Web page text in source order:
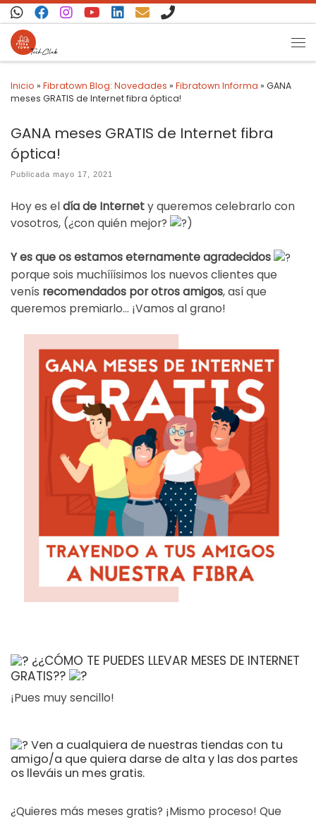
Saltar al contenido
Inicio » Fibratown Blog: Novedades » Fibratown Informa » GANA
meses GRATIS de Internet fibra óptica!
GANA meses GRATIS de Internet fibra
óptica!
Publicada mayo 17, 2021
Hoy es eldía de Internety queremos celebrarlo con
vosotros, (¿con quién mejor?
)
Y es que os estamos eternamente agradecidos
porque sois muchííísimos los nuevos clientes que
venís recomendados por otros amigos, así que
queremos premiarlo… ¡Vamos al grano!
¿¿CÓMO TE PUEDES LLEVAR MESES DE INTERNET
GRATIS??
¡Pues muy sencillo!
Ven a cualquiera de nuestras tiendas con tu
amigo/a que quiera darse de alta y las dos partes
os lleváis un mes gratis.
¿Quieres más meses gratis? ¡Mismo proceso! Que